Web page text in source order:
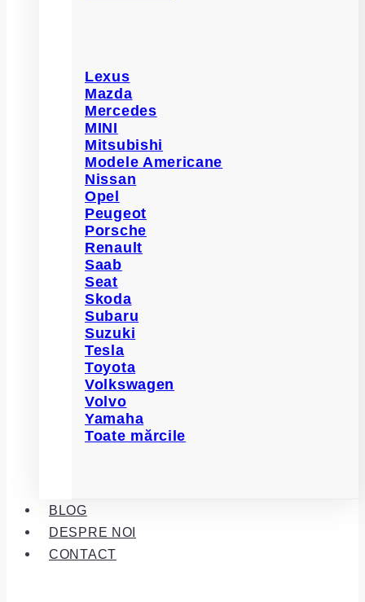
Lexus
Mazda
Mercedes
MINI
Mitsubishi
Modele Americane
Nissan
Opel
Peugeot
Porsche
Renault
Saab
Seat
Skoda
Subaru
Suzuki
Tesla
Toyota
Volkswagen
Volvo
Yamaha
Toate mărcile
BLOG
DESPRE NOI
CONTACT